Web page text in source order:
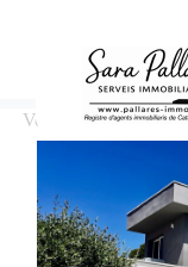
Venta de chalet en